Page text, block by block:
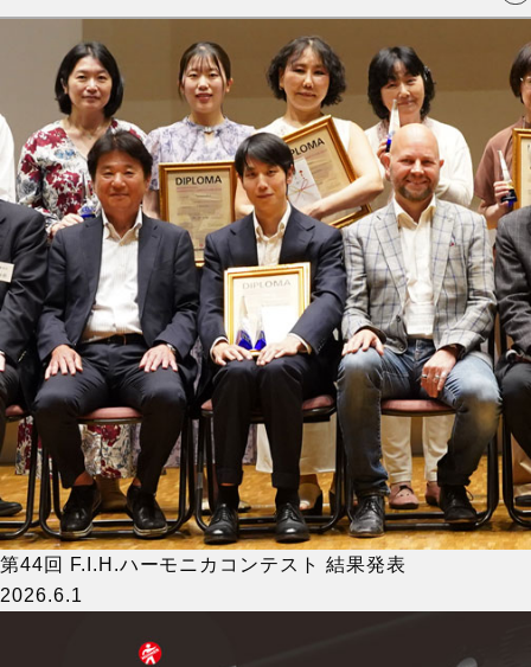
第44回 F.I.H.ハーモニカコンテスト 結果発表
2026.6.1